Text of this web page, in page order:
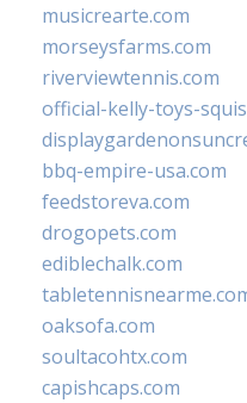
musicrearte.com
morseysfarms.com
riverviewtennis.com
official-kelly-toys-
bbq-empire-usa.com
feedstoreva.com
drogopets.com
ediblechalk.com
oaksofa.com
soultacohtx.com
capishcaps.com